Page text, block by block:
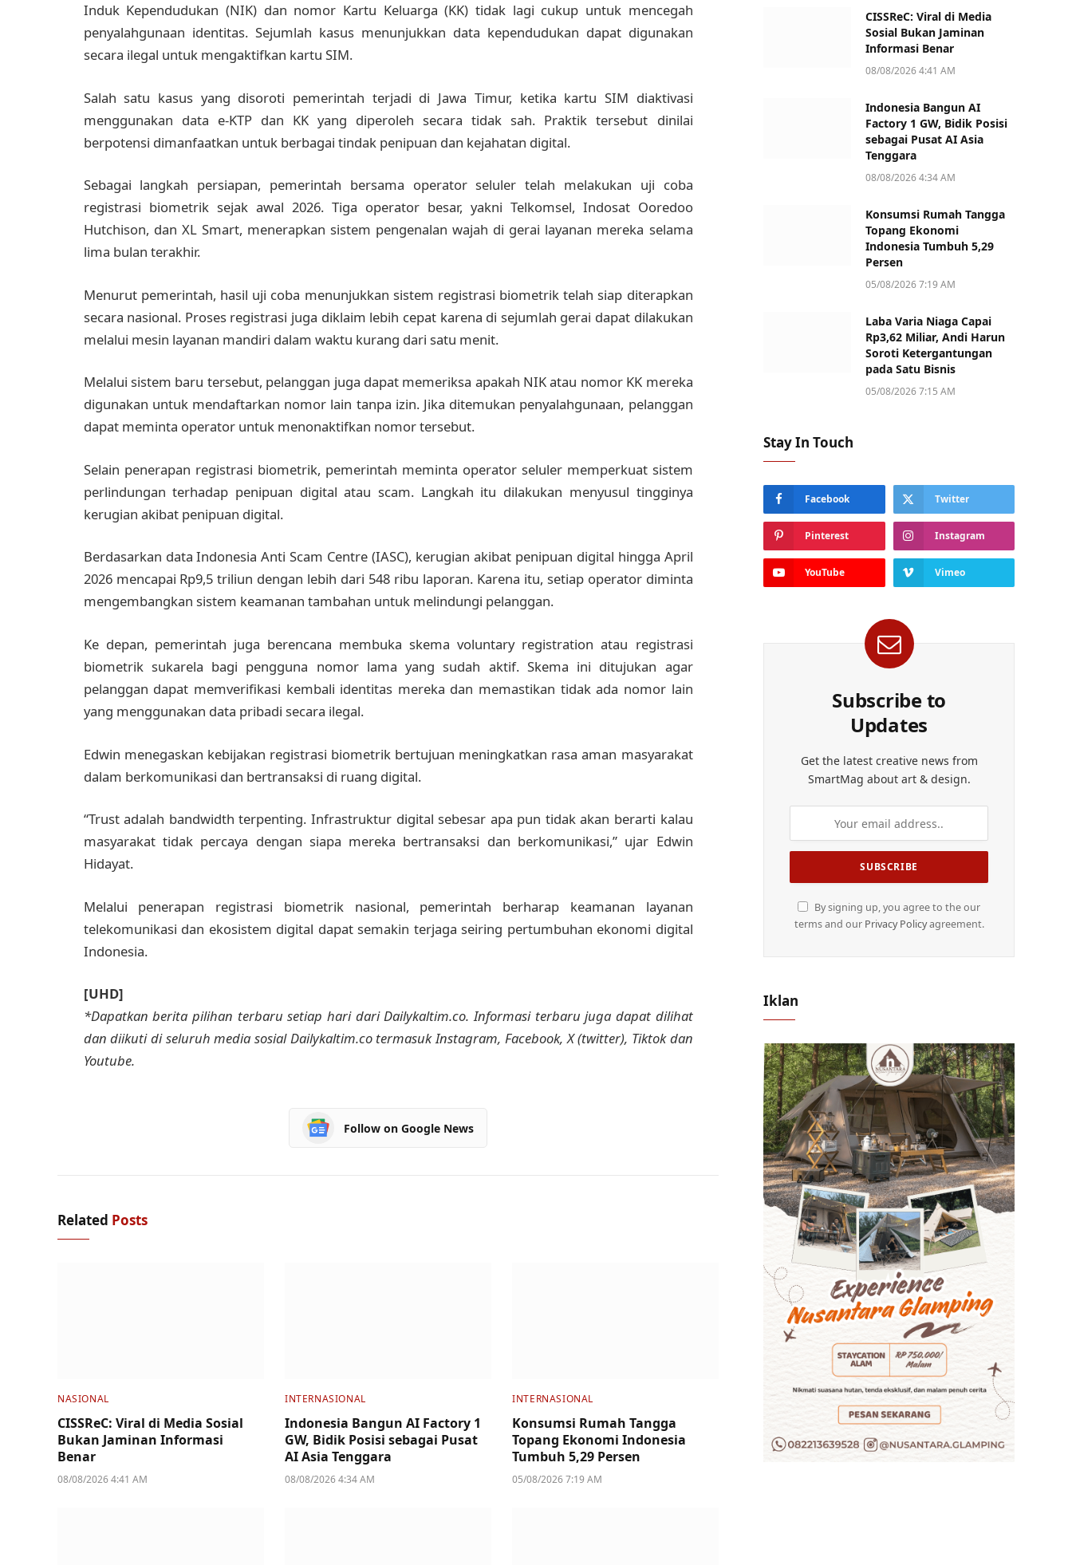
Induk Kependudukan (NIK) dan nomor Kartu Keluarga (KK) tidak lagi cukup untuk mencegah
penyalahgunaan identitas. Sejumlah kasus menunjukkan data kependudukan dapat digunakan
secara ilegal untuk mengaktifkan kartu SIM.
Salah satu kasus yang disoroti pemerintah terjadi di Jawa Timur, ketika kartu SIM diaktivasi
menggunakan data e-KTP dan KK yang diperoleh secara tidak sah. Praktik tersebut dinilai
berpotensi dimanfaatkan untuk berbagai tindak penipuan dan kejahatan digital.
Sebagai langkah persiapan, pemerintah bersama operator seluler telah melakukan uji coba
registrasi biometrik sejak awal 2026. Tiga operator besar, yakni Telkomsel, Indosat Ooredoo
Hutchison, dan XL Smart, menerapkan sistem pengenalan wajah di gerai layanan mereka selama
lima bulan terakhir.
Menurut pemerintah, hasil uji coba menunjukkan sistem registrasi biometrik telah siap diterapkan
secara nasional. Proses registrasi juga diklaim lebih cepat karena di sejumlah gerai dapat dilakukan
melalui mesin layanan mandiri dalam waktu kurang dari satu menit.
Melalui sistem baru tersebut, pelanggan juga dapat memeriksa apakah NIK atau nomor KK mereka
digunakan untuk mendaftarkan nomor lain tanpa izin. Jika ditemukan penyalahgunaan, pelanggan
dapat meminta operator untuk menonaktifkan nomor tersebut.
Selain penerapan registrasi biometrik, pemerintah meminta operator seluler memperkuat sistem
perlindungan terhadap penipuan digital atau scam. Langkah itu dilakukan menyusul tingginya
kerugian akibat penipuan digital.
Berdasarkan data Indonesia Anti Scam Centre (IASC), kerugian akibat penipuan digital hingga April
2026 mencapai Rp9,5 triliun dengan lebih dari 548 ribu laporan. Karena itu, setiap operator diminta
mengembangkan sistem keamanan tambahan untuk melindungi pelanggan.
Ke depan, pemerintah juga berencana membuka skema voluntary registration atau registrasi
biometrik sukarela bagi pengguna nomor lama yang sudah aktif. Skema ini ditujukan agar
pelanggan dapat memverifikasi kembali identitas mereka dan memastikan tidak ada nomor lain
yang menggunakan data pribadi secara ilegal.
Edwin menegaskan kebijakan registrasi biometrik bertujuan meningkatkan rasa aman masyarakat
dalam berkomunikasi dan bertransaksi di ruang digital.
“Trust adalah bandwidth terpenting. Infrastruktur digital sebesar apa pun tidak akan berarti kalau
masyarakat tidak percaya dengan siapa mereka bertransaksi dan berkomunikasi,” ujar Edwin
Hidayat.
Melalui penerapan registrasi biometrik nasional, pemerintah berharap keamanan layanan
telekomunikasi dan ekosistem digital dapat semakin terjaga seiring pertumbuhan ekonomi digital
Indonesia.
[UHD]
*Dapatkan berita pilihan terbaru setiap hari dari Dailykaltim.co. Informasi terbaru juga dapat dilihat
dan diikuti di seluruh media sosial Dailykaltim.co termasuk Instagram, Facebook, X (twitter), Tiktok dan
Youtube.
Follow on Google News
Related Posts
NASIONAL
CISSReC: Viral di Media Sosial
Bukan Jaminan Informasi
Benar
08/08/2026 4:41 AM
INTERNASIONAL
Indonesia Bangun AI Factory 1
GW, Bidik Posisi sebagai Pusat
AI Asia Tenggara
08/08/2026 4:34 AM
INTERNASIONAL
Konsumsi Rumah Tangga
Topang Ekonomi Indonesia
Tumbuh 5,29 Persen
05/08/2026 7:19 AM
CISSReC: Viral di Media
Sosial Bukan Jaminan
Informasi Benar
08/08/2026 4:41 AM
Indonesia Bangun AI
Factory 1 GW, Bidik Posisi
sebagai Pusat AI Asia
Tenggara
08/08/2026 4:34 AM
Konsumsi Rumah Tangga
Topang Ekonomi
Indonesia Tumbuh 5,29
Persen
05/08/2026 7:19 AM
Laba Varia Niaga Capai
Rp3,62 Miliar, Andi Harun
Soroti Ketergantungan
pada Satu Bisnis
05/08/2026 7:15 AM
Stay In Touch
Facebook Twitter
Pinterest Instagram
YouTube Vimeo
Subscribe to
Updates
Get the latest creative news from
SmartMag about art & design.
By signing up, you agree to the our
terms and our Privacy Policyagreement.
Iklan